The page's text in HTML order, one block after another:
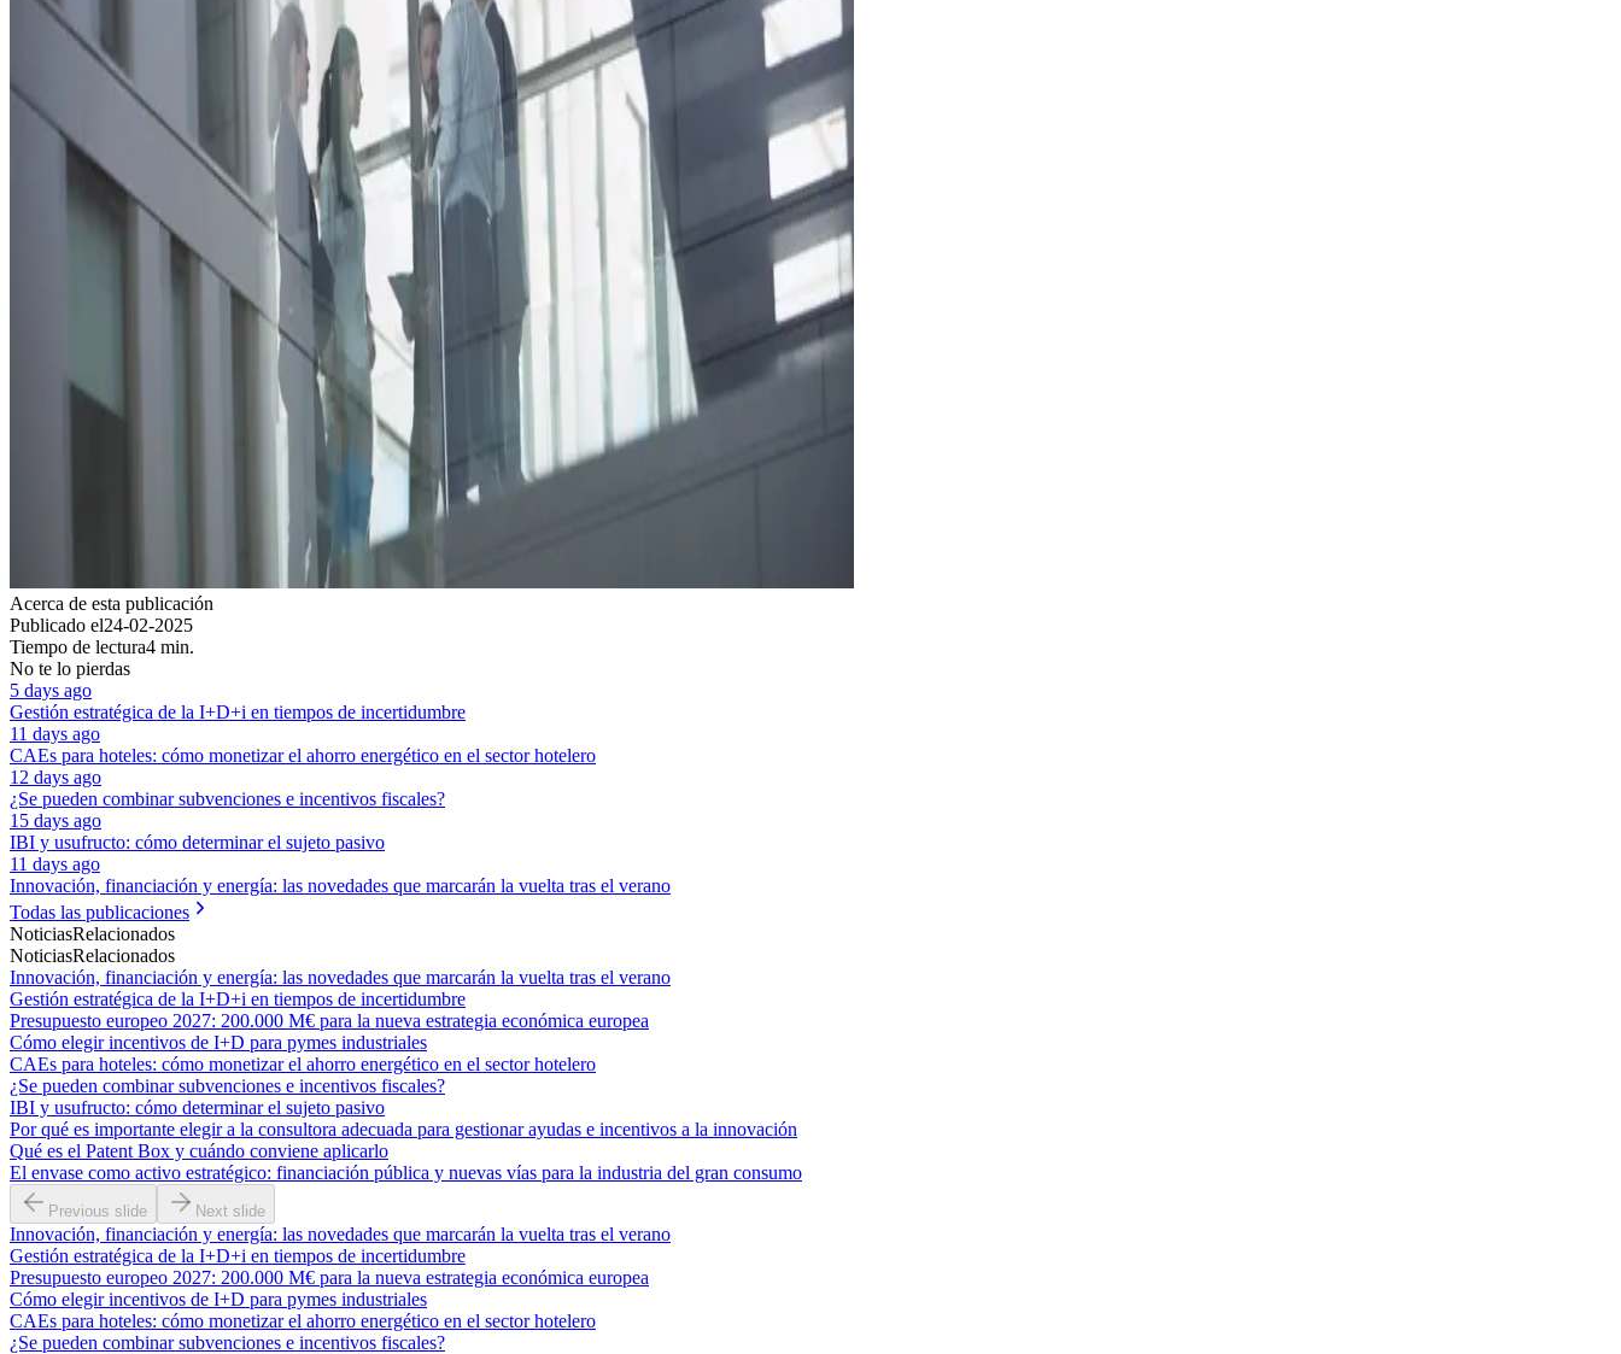
Acerca de esta publicación
Publicado el24-02-2025
Tiempo de lectura4 min.
No te lo pierdas
5 days ago
Gestión estratégica de la I+D+i en tiempos de incertidumbre
11 days ago
CAEs para hoteles: cómo monetizar el ahorro energético en el sector hotelero
12 days ago
¿Se pueden combinar subvenciones e incentivos fiscales?
15 days ago
IBI y usufructo: cómo determinar el sujeto pasivo
11 days ago
Innovación, financiación y energía: las novedades que marcarán la vuelta tras el verano
Todas las publicaciones
NoticiasRelacionados
NoticiasRelacionados
Innovación, financiación y energía: las novedades que marcarán la vuelta tras el verano
Gestión estratégica de la I+D+i en tiempos de incertidumbre
Presupuesto europeo 2027: 200.000 M€ para la nueva estrategia económica europea
Cómo elegir incentivos de I+D para pymes industriales
CAEs para hoteles: cómo monetizar el ahorro energético en el sector hotelero
¿Se pueden combinar subvenciones e incentivos fiscales?
IBI y usufructo: cómo determinar el sujeto pasivo
Por qué es importante elegir a la consultora adecuada para gestionar ayudas e incentivos a la innovación
Qué es el Patent Box y cuándo conviene aplicarlo
El envase como activo estratégico: financiación pública y nuevas vías para la industria del gran consumo
Previous slide Next slide
Innovación, financiación y energía: las novedades que marcarán la vuelta tras el verano
Gestión estratégica de la I+D+i en tiempos de incertidumbre
Presupuesto europeo 2027: 200.000 M€ para la nueva estrategia económica europea
Cómo elegir incentivos de I+D para pymes industriales
CAEs para hoteles: cómo monetizar el ahorro energético en el sector hotelero
¿Se pueden combinar subvenciones e incentivos fiscales?